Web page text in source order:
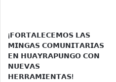
¡𝗙𝗢𝗥𝗧𝗔𝗟𝗘𝗖𝗘𝗠𝗢𝗦 𝗟𝗔𝗦
𝗠𝗜𝗡𝗚𝗔𝗦 𝗖𝗢𝗠𝗨𝗡𝗜𝗧𝗔𝗥𝗜𝗔𝗦
𝗘𝗡 𝗛𝗨𝗔𝗬𝗥𝗔𝗣𝗨𝗡𝗚𝗢 𝗖𝗢𝗡
𝗡𝗨𝗘𝗩𝗔𝗦
𝗛𝗘𝗥𝗥𝗔𝗠𝗜𝗘𝗡𝗧𝗔𝗦!